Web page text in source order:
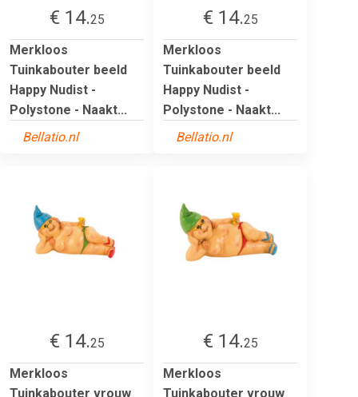
€ 14.25
Merkloos
Tuinkabouter beeld
Happy Nudist -
Polystone - Naakt...
Bellatio.nl
€ 14.25
Merkloos
Tuinkabouter beeld
Happy Nudist -
Polystone - Naakt...
Bellatio.nl
€ 14.25
Merkloos
Tuinkabouter vrouw
€ 14.25
Merkloos
Tuinkabouter vrouw